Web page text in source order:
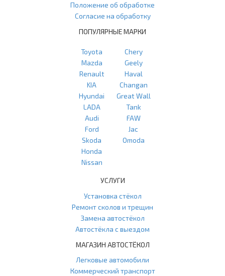
Положение об обработке
Согласие на обработку
ПОПУЛЯРНЫЕ МАРКИ
Toyota
Mazda
Renault
KIA
Hyundai
LADA
Audi
Ford
Skoda
Honda
Nissan
Chery
Geely
Haval
Changan
Great Wall
Tank
FAW
Jac
Omoda
УСЛУГИ
Установка стёкол
Ремонт сколов и трещин
Замена автостёкол
Автостёкла с выездом
МАГАЗИН АВТОСТЁКОЛ
Легковые автомобили
Коммерческий транспорт